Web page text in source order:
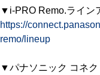
▼i-PRO Remo.ライン
https://
remo/lineup
▼パナソニック コネ